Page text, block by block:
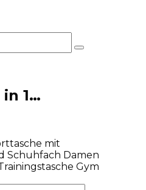
in 1…
mit
Schuhfach Damen
Gym